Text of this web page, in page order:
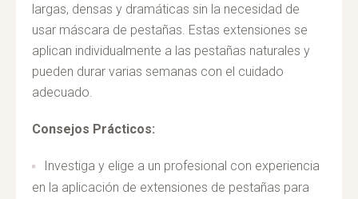
largas, densas y dramáticas sin la necesidad de
usar máscara de pestañas. Estas extensiones se
aplican individualmente a las pestañas naturales y
pueden durar varias semanas con el cuidado
adecuado.
Consejos Prácticos:
Investiga y elige a un profesional con experiencia
en la aplicación de extensiones de pestañas para